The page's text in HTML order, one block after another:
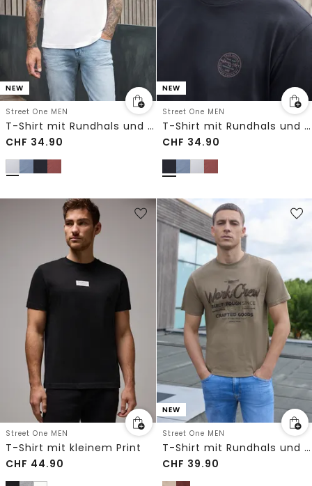
NEW
Street One MEN
T-Shirt mit Rundhals und Chestprint
CHF 34.90
NEW
Street One MEN
T-Shirt mit Rundhals und Chestprint
CHF 34.90
Street One MEN
T-Shirt mit kleinem Print
CHF 44.90
NEW
Street One MEN
T-Shirt mit Rundhals und Wording Artwork
CHF 39.90